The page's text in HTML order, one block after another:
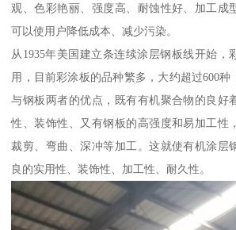
观、色彩艳丽、强度高、耐蚀性好、加工成
可以使用户降低成本、减少污染。
从1935年美国建立条连续涂层钢板线开始，
用，目前彩涂板的品种繁多，大约超过600
与钢板两者的优点，既有有机聚合物的良好
性、装饰性、又有钢板的高强度和易加工性
裁剪、弯曲、深冲等加工。这就使有机涂层
良的实用性、装饰性、加工性、耐久性。